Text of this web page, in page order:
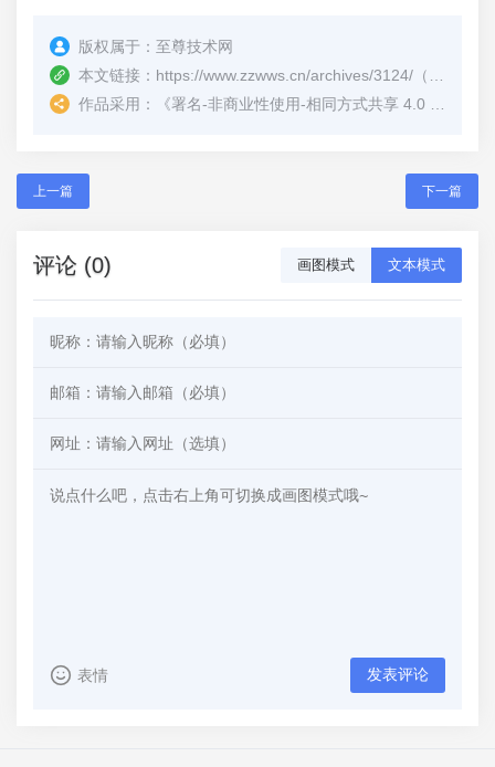
版权属于： 至尊技术网
本文链接： https://www.zzwws.cn/archives/3124/ （转载时请注明本文出处及文章链接）
作品采用：
《署名-非商业性使用-相同方式共享 4.0 国际 (CC BY-NC-SA 4.0)
上一篇 下一篇
评论 (0) 画图模式 文本模式
表情 发表评论